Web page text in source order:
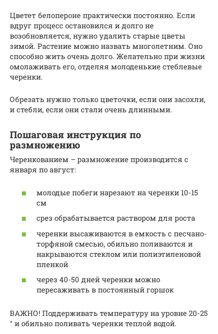
Цветет белопероне практически постоянно. Если
вдруг процесс остановился и долго не
возобновляется, нужно удалить старые цветы
зимой. Растение можно назвать многолетним. Оно
способно жить очень долго. Желательно при жизни
омолаживать его, отделяя молоденькие стеблевые
черенки.
Обрезать нужно только цветочки, если они засохли,
и стебли, если они стали очень длинными.
Пошаговая инструкция по
размножению
Черенкованием – размножение производится с
января по август:
молодые побеги нарезают на черенки 10-15
см
срез обрабатывается раствором для роста
черенки высаживаются в емкость с песчано-
торфяной смесью, обильно поливаются и
накрываются стеклом или полиэтиленовой
пленкой
через 40-50 дней черенки можно
пересаживать в постоянный горшок
ВАЖНО! Поддерживать температуру на уровне 20-25
° и обильно поливать черенки теплой водой.